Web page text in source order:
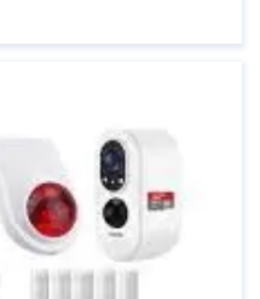
ongewenste
vooruitgang